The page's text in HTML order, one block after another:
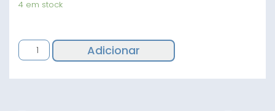
4 em stock
Quantidade
de
Ballet
Adicionar